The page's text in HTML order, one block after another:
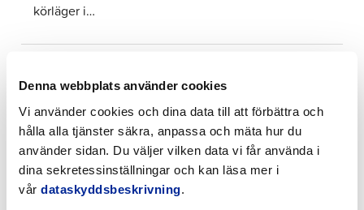
Denna webbplats använder cookies
Vi använder cookies och dina data till att förbättra och
hålla alla tjänster säkra, anpassa och mäta hur du
använder sidan. Du väljer vilken data vi får använda i
dina sekretessinställningar och kan läsa mer i
vår dataskyddsbeskrivning
körläger i…
Slutspurt i enkätundersökningen om
regionstäder
Jakobstadsbo, låt din röst höras i regionstädernas
attraktionskraftsundersökning. Med hjälp av
undersökningen tar man reda på hur städerna